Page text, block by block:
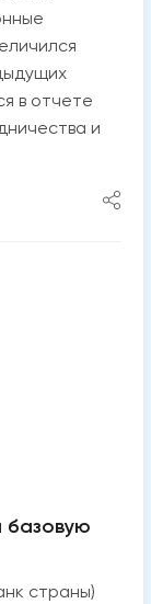
в отчете
и
базовую
страны)